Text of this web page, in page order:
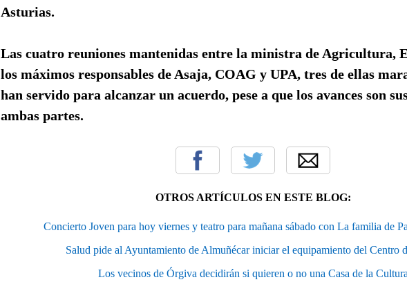
Asturias.
Las cuatro reuniones mantenidas entre la ministra de Agricultura,
los máximos responsables de Asaja, COAG y UPA, tres de ellas
han servido para alcanzar un acuerdo, pese a que los avances son
ambas partes.
OTROS ARTÍCULOS EN ESTE BLOG:
Concierto Joven para hoy viernes y teatro para mañana sábado con La familia de
Salud pide al Ayuntamiento de Almuñécar iniciar el equipamiento del Centro
Los vecinos de Órgiva decidirán si quieren o no una Casa de la Cultura